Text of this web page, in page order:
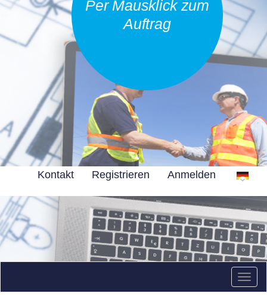
Per Mausklick zum
Auftrag
Kontakt Registrieren Anmelden